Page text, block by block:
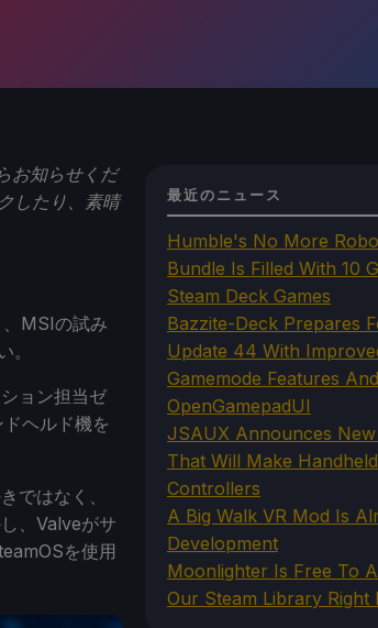
お知らせくだ
したり、素晴
MSIの試み
ョン担当ゼ
ヘルド機を
ではなく、
、Valveがサ
を使用
最近のニュース
Humble's No More
Bundle Is Filled With 10
Steam Deck Games
Bazzite-Deck Prepares
Update 44 With
Gamemode Features And
OpenGamepadUI
JSAUX Announces
That Will Make Handheld
Controllers
A Big Walk VR Mod Is
Development
Moonlighter Is Free To
Our Steam Library Right